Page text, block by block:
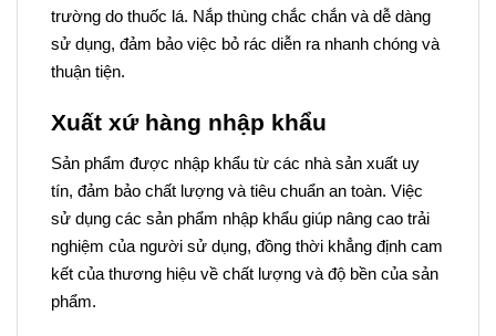
trường do thuốc lá. Nắp thùng chắc chắn và dễ dàng
sử dụng, đảm bảo việc bỏ rác diễn ra nhanh chóng và
thuận tiện.
Xuất xứ hàng nhập khẩu
Sản phẩm được nhập khẩu từ các nhà sản xuất uy
tín, đảm bảo chất lượng và tiêu chuẩn an toàn. Việc
sử dụng các sản phẩm nhập khẩu giúp nâng cao trải
nghiệm của người sử dụng, đồng thời khẳng định cam
kết của thương hiệu về chất lượng và độ bền của sản
phẩm.